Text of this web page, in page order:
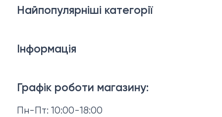
Графік роботи магазину:
Пн-Пт: 10:00-18:00
Найпопулярніші категорії
Взуття
Головні убори
Інформація